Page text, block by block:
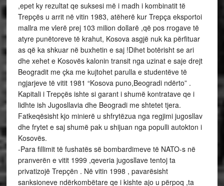
,epet ky rezultat qe suksesi më i madh i kombinatit të
Trepçës u arrit në vitin 1983, atëherë kur Trepça eksportoi
mallra me vlerë prej 103 milion dollarë ,që pos rrogave të
atyre punëtoreve të krahut, Kosova asgjë nuk ka përfituar
as që ka shkuar në buxhetin e saj !Dihet botërisht se ari
dhe xehet e Kosovës kalonin transit nga uzinat e saje drejt
Beogradit me çka me kujtohet parulla e studentëve të
ngjarjeve të vitit 1981 “Kosova puno,Beogradi ndërto” .
Kapitali i Trepçës ishte si garant i shumë kontratave qe i
lidhte ish Jugosllavia dhe Beogradi me shtetet tjera.
Fatkeqësisht kjo minierë u shfrytëzua nga regjimi jugosllav
dhe frytet e saj shumë pak u shijuan nga populli autokton i
Kosovës.
-Para fillimit të fushatës së bombardimeve të NATO-s në
pranverën e vitit 1999 ,qeveria jugosllave tentoj ta
privatizojë Trepçën . Në vitin 1998 , pavarësisht
sanksioneve ndërkombëtare qe i kishte ajo u përpoq ,ta